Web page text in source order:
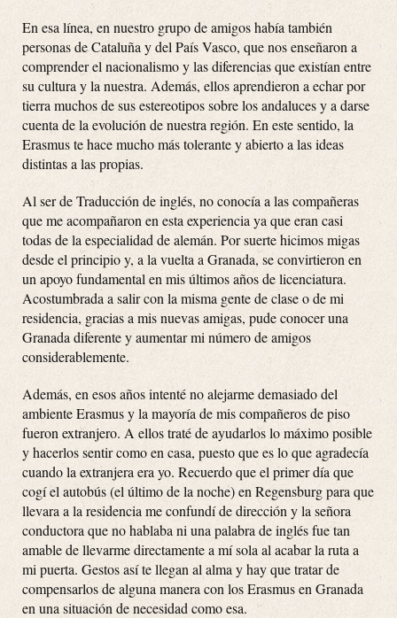
En esa línea, en nuestro grupo de amigos había también
personas de Cataluña y del País Vasco, que nos enseñaron a
comprender el nacionalismo y las diferencias que existían entre
su cultura y la nuestra. Además, ellos aprendieron a echar por
tierra muchos de sus estereotipos sobre los andaluces y a darse
cuenta de la evolución de nuestra región. En este sentido, la
Erasmus te hace mucho más tolerante y abierto a las ideas
distintas a las propias.
Al ser de Traducción de inglés, no conocía a las compañeras
que me acompañaron en esta experiencia ya que eran casi
todas de la especialidad de alemán. Por suerte hicimos migas
desde el principio y, a la vuelta a Granada, se convirtieron en
un apoyo fundamental en mis últimos años de licenciatura.
Acostumbrada a salir con la misma gente de clase o de mi
residencia, gracias a mis nuevas amigas, pude conocer una
Granada diferente y aumentar mi número de amigos
considerablemente.
Además, en esos años intenté no alejarme demasiado del
ambiente Erasmus y la mayoría de mis compañeros de piso
fueron extranjero. A ellos traté de ayudarlos lo máximo posible
y hacerlos sentir como en casa, puesto que es lo que agradecía
cuando la extranjera era yo. Recuerdo que el primer día que
cogí el autobús (el último de la noche) en Regensburg para que
llevara a la residencia me confundí de dirección y la señora
conductora que no hablaba ni una palabra de inglés fue tan
amable de llevarme directamente a mí sola al acabar la ruta a
mi puerta. Gestos así te llegan al alma y hay que tratar de
compensarlos de alguna manera con los Erasmus en Granada
en una situación de necesidad como esa.